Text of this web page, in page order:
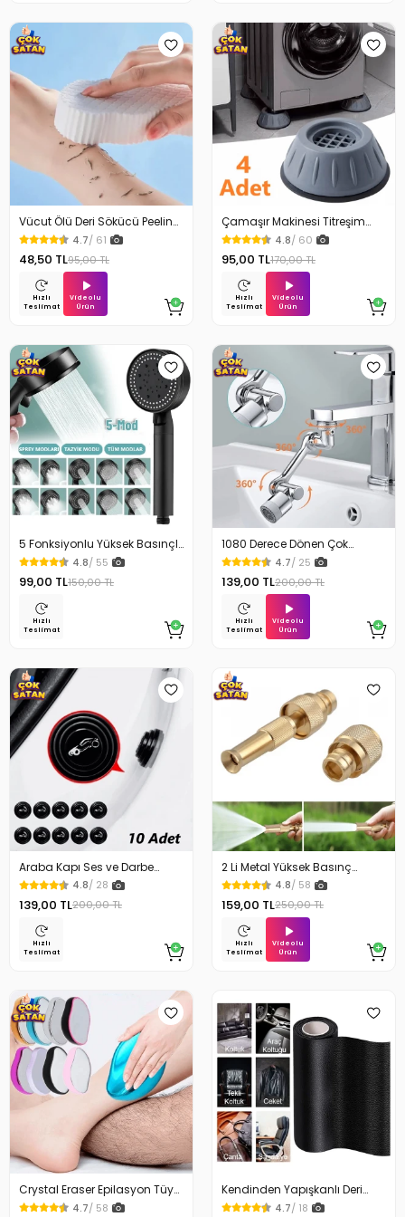
Vücut Ölü Deri Sökücü Peeling
Banyo Duş Süngeri
4.7/ 61
48,50 TL95,00 TL
Hızlı
Teslimat
Videolu
Ürün
Çamaşır Makinesi Titreşim
Engelleyici Stoper 4Lü
4.8/ 60
95,00 TL170,00 TL
Hızlı
Teslimat
Videolu
Ürün
5 Fonksiyonlu Yüksek Basınçlı
Ayarlı Duş Başlığı
4.8/ 55
99,00 TL150,00 TL
Hızlı
Teslimat
1080 Derece Dönen Çok
Fonksiyonlu Musluk Başlığı
4.7/ 25
139,00 TL200,00 TL
Hızlı
Teslimat
Videolu
Ürün
Araba Kapı Ses ve Darbe
Emici Pad 10 Adet
4.8/ 28
139,00 TL200,00 TL
Hızlı
Teslimat
2 Li Metal Yüksek Basınç
Yağmurlamalı Hortum Ucu
4.8/ 58
159,00 TL250,00 TL
Hızlı
Teslimat
Videolu
Ürün
Crystal Eraser Epilasyon Tüy
Silgisi Tüy Alıcı
4.7/ 58
Kendinden Yapışkanlı Deri
Döşeme Deri Tamir Kiti Siyah
4.7/ 18